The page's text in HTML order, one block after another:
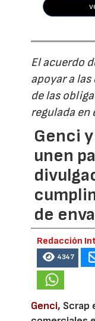
El acuerdo
apoyar a
de las
regulada en
Genci
unen
de
Redacción
4347
Genci, Scrap